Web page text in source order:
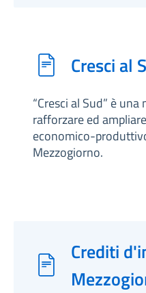
Cresci al
“Cresci al Sud” è
rafforzare ed
economico-
Mezzogiorno.
Crediti